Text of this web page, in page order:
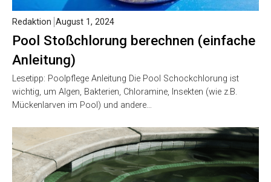
Pool Stoßchlorung berechnen (einfache
Anleitung)
Redaktion August 1, 2024
Lesetipp: Poolpflege Anleitung Die Pool Schockchlorung ist
wichtig, um Algen, Bakterien, Chloramine, Insekten (wie z.B.
Mückenlarven im Pool) und andere…